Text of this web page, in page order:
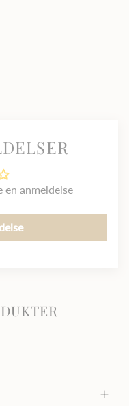
–Best på Pris, Best på
anmeldelse